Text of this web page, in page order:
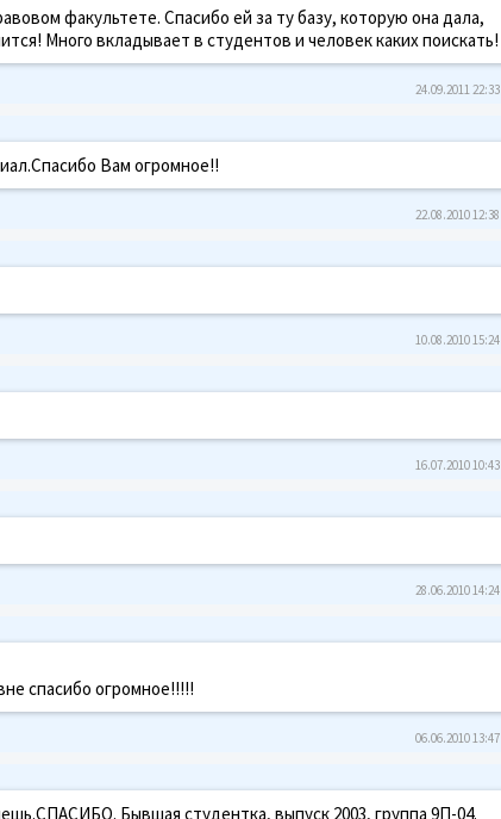
факультете. Спасибо ей за ту базу, которую она дала,
Много вкладывает в студентов и человек каких поискать!
24.09.2011 22:33
Вам огромное!!
22.08.2010 12:38
10.08.2010 15:24
16.07.2010 10:43
28.06.2010 14:24
спасибо огромное!!!!!
06.06.2010 13:47
Бывшая студентка, выпуск 2003, группа 9П-04.